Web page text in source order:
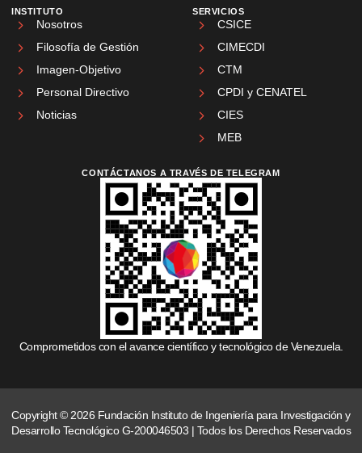
INSTITUTO
Nosotros
Filosofía de Gestión
Imagen-Objetivo
Personal Directivo
Noticias
SERVICIOS
CSICE
CIMECDI
CTM
CPDI y CENATEL
CIES
MEB
CONTÁCTANOS A TRAVÉS DE TELEGRAM
Comprometidos con el avance científico y tecnológico de Venezuela.
Copyright © 2026 Fundación Instituto de Ingeniería para Investigación y
Desarrollo Tecnológico G-200046503 | Todos los Derechos Reservados